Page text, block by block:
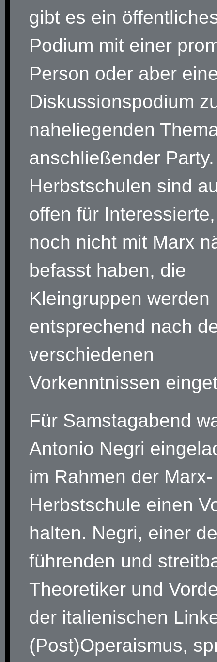
gibt es ein
Podium mit einer
Person oder aber
Diskussionspodium
naheliegenden
anschließender
Herbstschulen sind
offen für
noch nicht mit Marx
befasst haben, die
Kleingruppen werden
entsprechend nach
verschiedenen
Vorkenntnissen
Für Samstagabend
Antonio Negri
im Rahmen der Marx-
Herbstschule einen
halten. Negri, einer
führenden und
Theoretiker und
der italienischen
(Post)Operaismus,